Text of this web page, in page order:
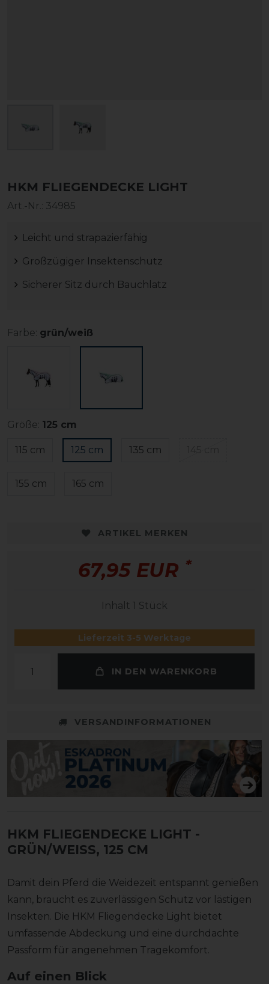
HKM FLIEGENDECKE LIGHT
Art.-Nr.: 34985
Leicht und strapazierfähig
Großzügiger Insektenschutz
Sicherer Sitz durch Bauchlatz
Farbe: grün/weiß
Größe: 125 cm
115 cm 125 cm 135 cm
155 cm 165 cm
ARTIKEL MERKEN
67,95 EUR *
Inhalt 1 Stück
Lieferzeit 3-5 Werktage
IN DEN WARENKORB
VERSANDINFORMATIONEN
HKM FLIEGENDECKE LIGHT -
GRÜN/WEISS, 125 CM
Damit dein Pferd die Weidezeit entspannt genießen
kann, braucht es zuverlässigen Schutz vor lästigen
Insekten. Die HKM Fliegendecke Light bietet
umfassende Abdeckung und eine durchdachte
Passform für angenehmen Tragekomfort.
Auf einen Blick